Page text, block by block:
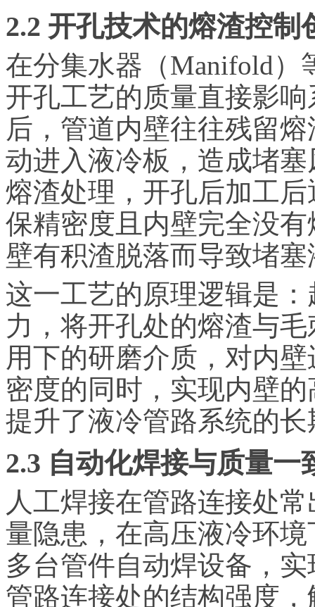
2.2 开孔技术的熔渣控制
在分集水器（Manifold）
开孔工艺的质量直接影
后，管道内壁往往残留
动进入液冷板，造成堵
熔渣处理，开孔后加工
保精密度且内壁完全没
壁有积渣脱落而导致堵
这一工艺的原理逻辑是
力，将开孔处的熔渣与
用下的研磨介质，对内
密度的同时，实现内壁
提升了液冷管路系统的
2.3 自动化焊接与质量一
人工焊接在管路连接处
量隐患，在高压液冷环
多台管件自动焊设备，
管路连接处的结构强度